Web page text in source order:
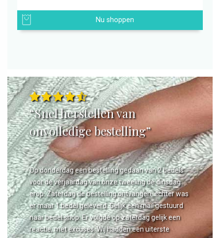
Nu shoppen
“Snel herstellen van
onvolledige bestelling”
Op donderdag een bestelling gedaan van 2 bedels
voor de verjaardag van onze tweeling de dinsdag
erop. Zaterdag de bestelling ontvangen, echter was
er maar 1 bedel geleverd. Gelijk een mail gestuurd
naar bedel.shop. Er volgde op zaterdag gelijk een
reactie, met excuses. Wij hadden een uiterste